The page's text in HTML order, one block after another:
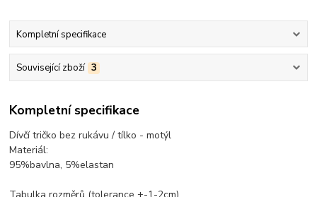
Kompletní specifikace
Související zboží 3
Kompletní specifikace
Dívčí tričko bez rukávu / tílko - motýl
Materiál:
95%bavlna, 5%elastan